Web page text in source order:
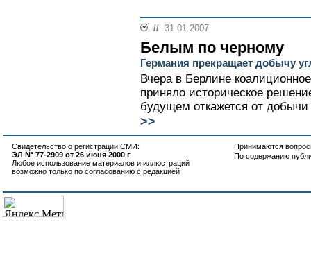
// 31.01.2007
Белым по черному
Германия прекращает добычу
Вчера в Берлине
приняло историческое
будущем откажется от добычи
>>
Свидетельство о регистрации СМИ:
ЭЛ N° 77-2909 от 26 июня 2000 г
Любое использование материалов и иллюстраций
возможно только по согласованию с редакцией
Принимаются
По содержанию